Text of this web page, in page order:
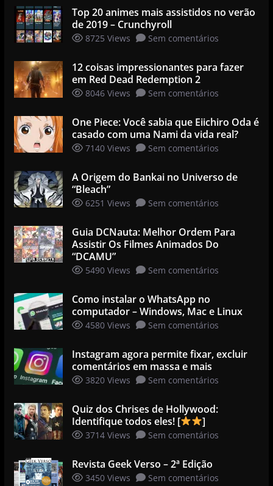
Top 20 animes mais assistidos no verão
de 2019 – Crunchyroll
8725 Views Sem comentários
12 coisas impressionantes para fazer
em Red Dead Redemption 2
8046 Views Sem comentários
One Piece: Você sabia que Eiichiro Oda é
casado com uma Nami da vida real?
7140 Views Sem comentários
A Origem do Bankai no Universo de
“Bleach”
6251 Views Sem comentários
Guia DCNauta: Melhor Ordem Para
Assistir Os Filmes Animados Do
“DCAMU”
5490 Views Sem comentários
Como instalar o WhatsApp no
computador – Windows, Mac e Linux
4580 Views Sem comentários
Instagram agora permite fixar, excluir
comentários em massa e mais
3820 Views Sem comentários
Quiz dos Chrises de Hollywood:
Identifique todos eles! [
]
3714 Views Sem comentários
Revista Geek Verso – 2ª Edição
3450 Views Sem comentários